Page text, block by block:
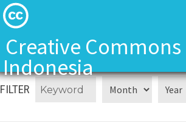
Creative Commons
Indonesia
Tentang Kami
Tentang Kami
FILTER